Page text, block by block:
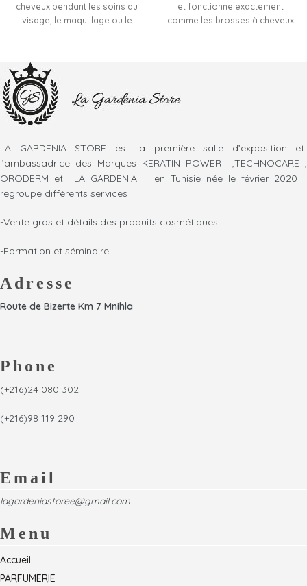
cheveux pendant les soins du
visage, le maquillage ou le
pour une routine beauté plus
et fonctionne exactement
comme les brosses à cheveux
résistante aux dommages
l'eau doit être évitée. Si la
brosse est mouillée, nous vous
recommandons d'utiliser une
serviette pour l'essuyer.
cheveux peut durer des
LA GARDENIA STORE est la première salle d’exposition et
l’ambassadrice des Marques KERATIN POWER ,TECHNOCARE ,
ORODERM et LA GARDENIA en Tunisie née le février 2020 il
regroupe différents services
-Vente gros et détails des produits cosmétiques
-Formation et séminaire
Adresse
Route de Bizerte Km 7 Mnihla
Phone
(+216)24 080 302
(+216)98 119 290
Email
lagardeniastoree@gmail.com
Menu
Accueil
PARFUMERIE